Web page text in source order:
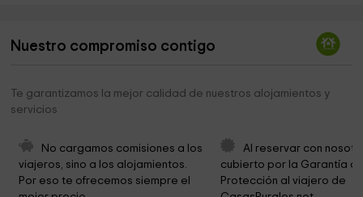
Centro De Interpretación De El Julan 7,0 km
Lagarto Gigante de El Hierro
Senderola Maceta Punta grade 9,9 km
Iglesia De La Sagrada Familia 10,6 km
Nuestro compromiso contigo
Te garantizamos la mejor calidad de nuestros alojamientos y
servicios
No cargamos comisiones a los
viajeros, sino a los alojamientos.
Por eso te ofrecemos siempre el
Al reservar con
cubierto por la Garantía
Protección al viajero de